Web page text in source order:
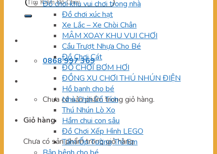
kiếm:
0868 997 369
Chưa có sản phẩm trong giỏ hàng.
Giỏ hàng
Chưa có sản phẩm trong giỏ hàng.
Đồ chơi khu vui chơi trong nhà
Đồ chơi xúc hạt
Xe Lắc – Xe Chòi Chân
MÂM XOAY KHU VUI CHƠI
Cầu Trượt Nhựa Cho Bé
Đồ Chơi Cát
ĐỒ CHƠI BƠM HƠI
ĐỒNG XU CHƠI THÚ NHÚN ĐIỆN
Hồ banh cho bé
Nhà Chòi Cổ Tích
Thú Nhún Lò Xo
Hầm chui con sâu
Đồ Chơi Xếp Hình LEGO
Tấm Ốp Tường Trẻ Em